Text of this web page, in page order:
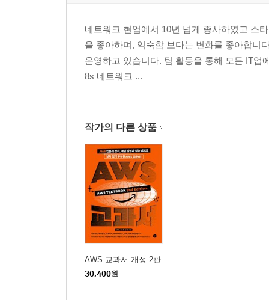
네트워크 현업에서 10년 넘게 종사하였고 스
을 좋아하며, 익숙함 보다는 변화를 좋아합니
운영하고 있습니다. 팀 활동을 통해 모든 IT업
8s 네트워크 ...
작가의 다른 상품
AWS 교과서 개정 2판
30,400원